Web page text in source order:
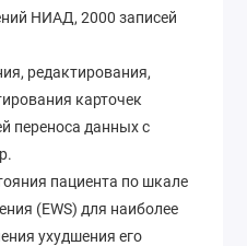
НИАД, 2000 записей
редактирования,
карточек
переноса данных с
пациента по шкале
(EWS) для наиболее
ухудшения его